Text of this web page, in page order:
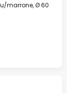
marrone, Ø 60